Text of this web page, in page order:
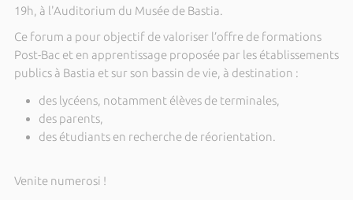
19h, à l'Auditorium du Musée de Bastia.
Ce forum a pour objectif de valoriser l’offre de formations
Post-Bac et en apprentissage proposée par les établissements
publics à Bastia et sur son bassin de vie, à destination :
des lycéens, notamment élèves de terminales,
des parents,
des étudiants en recherche de réorientation.
Venite numerosi !